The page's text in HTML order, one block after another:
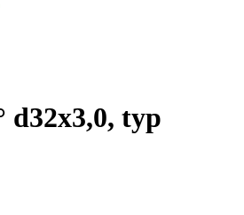
d32x3,0, typ